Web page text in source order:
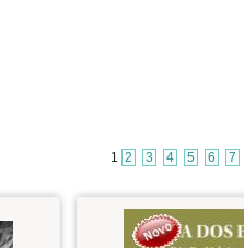
1 2 3 4 5 6 7